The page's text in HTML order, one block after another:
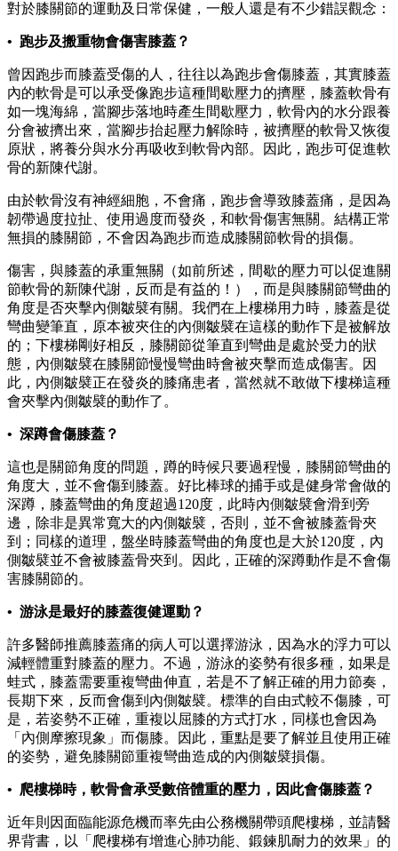
對於膝關節的運動及日常保健，一般人還是有不少錯誤觀念：
• 跑步及搬重物會傷害膝蓋？
曾因跑步而膝蓋受傷的人，往往以為跑步會傷膝蓋，其實膝蓋
內的軟骨是可以承受像跑步這種間歇壓力的擠壓，膝蓋軟骨有
如一塊海綿，當腳步落地時產生間歇壓力，軟骨內的水分跟養
分會被擠出來，當腳步抬起壓力解除時，被擠壓的軟骨又恢復
原狀，將養分與水分再吸收到軟骨內部。因此，跑步可促進軟
骨的新陳代謝。
由於軟骨沒有神經細胞，不會痛，跑步會導致膝蓋痛，是因為
韌帶過度拉扯、使用過度而發炎，和軟骨傷害無關。結構正常
無損的膝關節，不會因為跑步而造成膝關節軟骨的損傷。
傷害，與膝蓋的承重無關（如前所述，間歇的壓力可以促進關
節軟骨的新陳代謝，反而是有益的！），而是與膝關節彎曲的
角度是否夾擊內側皺襞有關。我們在上樓梯用力時，膝蓋是從
彎曲變筆直，原本被夾住的內側皺襞在這樣的動作下是被解放
的；下樓梯剛好相反，膝關節從筆直到彎曲是處於受力的狀
態，內側皺襞在膝關節慢慢彎曲時會被夾擊而造成傷害。因
此，內側皺襞正在發炎的膝痛患者，當然就不敢做下樓梯這種
會夾擊內側皺襞的動作了。
• 深蹲會傷膝蓋？
這也是關節角度的問題，蹲的時候只要過程慢，膝關節彎曲的
角度大，並不會傷到膝蓋。好比棒球的捕手或是健身常會做的
深蹲，膝蓋彎曲的角度超過120度，此時內側皺襞會滑到旁
邊，除非是異常寬大的內側皺襞，否則，並不會被膝蓋骨夾
到；同樣的道理，盤坐時膝蓋彎曲的角度也是大於120度，內
側皺襞並不會被膝蓋骨夾到。因此，正確的深蹲動作是不會傷
害膝關節的。
• 游泳是最好的膝蓋復健運動？
許多醫師推薦膝蓋痛的病人可以選擇游泳，因為水的浮力可以
減輕體重對膝蓋的壓力。不過，游泳的姿勢有很多種，如果是
蛙式，膝蓋需要重複彎曲伸直，若是不了解正確的用力節奏，
長期下來，反而會傷到內側皺襞。標準的自由式較不傷膝，可
是，若姿勢不正確，重複以屈膝的方式打水，同樣也會因為
「內側摩擦現象」而傷膝。因此，重點是要了解並且使用正確
的姿勢，避免膝關節重複彎曲造成的內側皺襞損傷。
• 爬樓梯時，軟骨會承受數倍體重的壓力，因此會傷膝蓋？
近年則因面臨能源危機而率先由公務機關帶頭爬樓梯，並請醫
界背書，以「爬樓梯有增進心肺功能、鍛鍊肌耐力的效果」的